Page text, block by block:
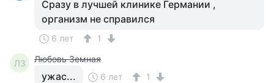
Сразу в лучшей клинике Германии ,
организм не справился
6 лет 1
ЛЗ Любовь Земная
ужас... 6 лет 1